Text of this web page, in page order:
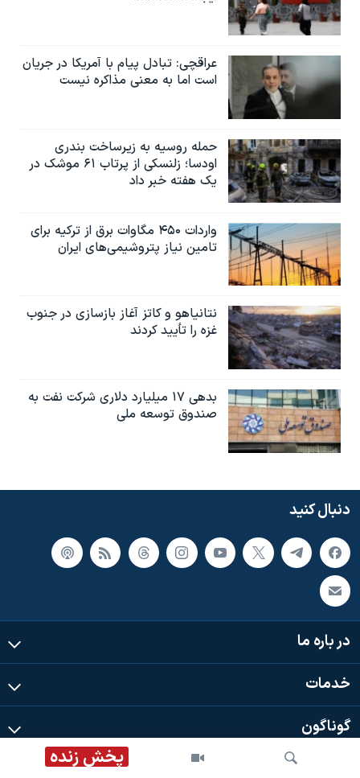
پخش زنده
عراقچی: تبادل پیام با آمریکا در جریان
است اما به معنی مذاکره نیست
حمله روسیه به زیرساخت بندری
اودسا؛ زلنسکی از پرتاب ۶۱ موشک در
یک هفته خبر داد
واردات ۴۵۰ مگاوات برق از ترکیه برای
تامین نیاز پتروشیمی‌های ایران
نتانیاهو و کاتز آغاز بازسازی در جنوب
غزه را تأیید کردند
بدهی ۱۷ میلیارد دلاری شرکت نفت به
صندوق توسعه ملی
دنبال کنید
در باره ما
خدمات
گوناگون